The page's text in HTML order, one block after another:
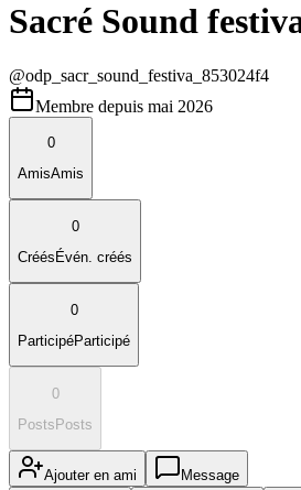
Sacré Sound
@odp_sacr_sound_festiva_853024f4
Membre depuis mai 2026
0
AmisAmis
0
Créés Évén. créés
0
ParticipéParticipé
0
Posts Posts
Ajouter en ami Message